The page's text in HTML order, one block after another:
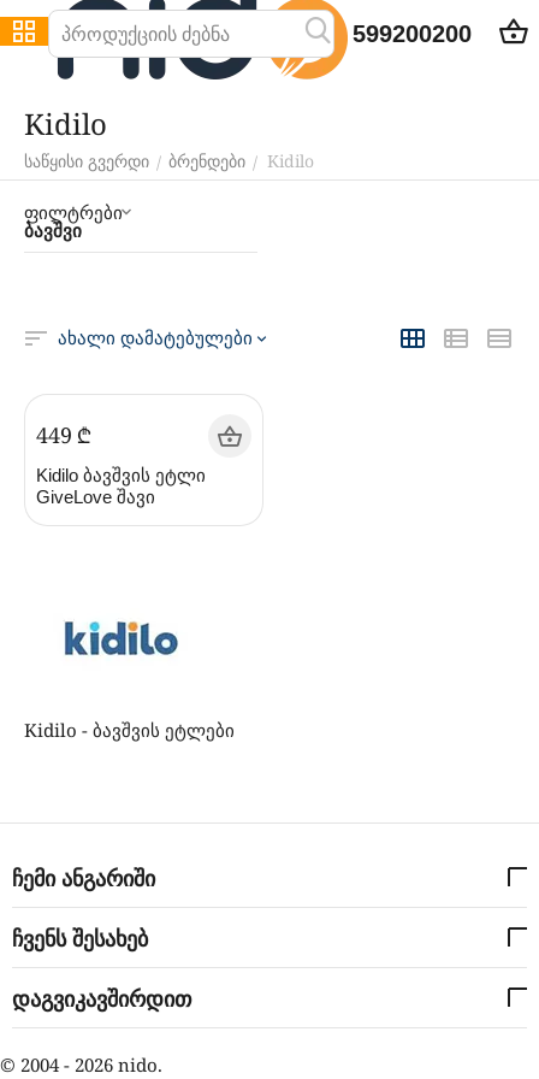
599200200
Kidilo
საწყისი გვერდი / ბრენდები / Kidilo
ფილტრები
Kidilo - ბავშვის ეტლები
ბავშვი
ახალი დამატებულები
‍449‍ ₾
Kidilo ბავშვის ეტლი
GiveLove შავი
ჩემი ანგარიში
ჩვენს შესახებ
დაგვიკავშირდით
© 2004 - 2026 nido.